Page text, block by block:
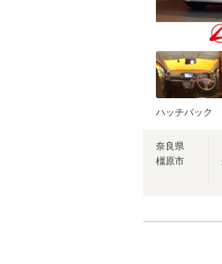
ハッチバック
奈良県
橿原市